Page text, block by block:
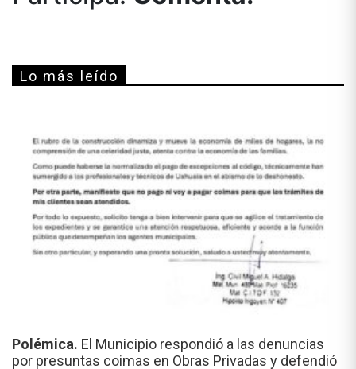
Lo más leído
Polémica. El Municipio respondió a las denuncias
por presuntas coimas en Obras Privadas y defendió